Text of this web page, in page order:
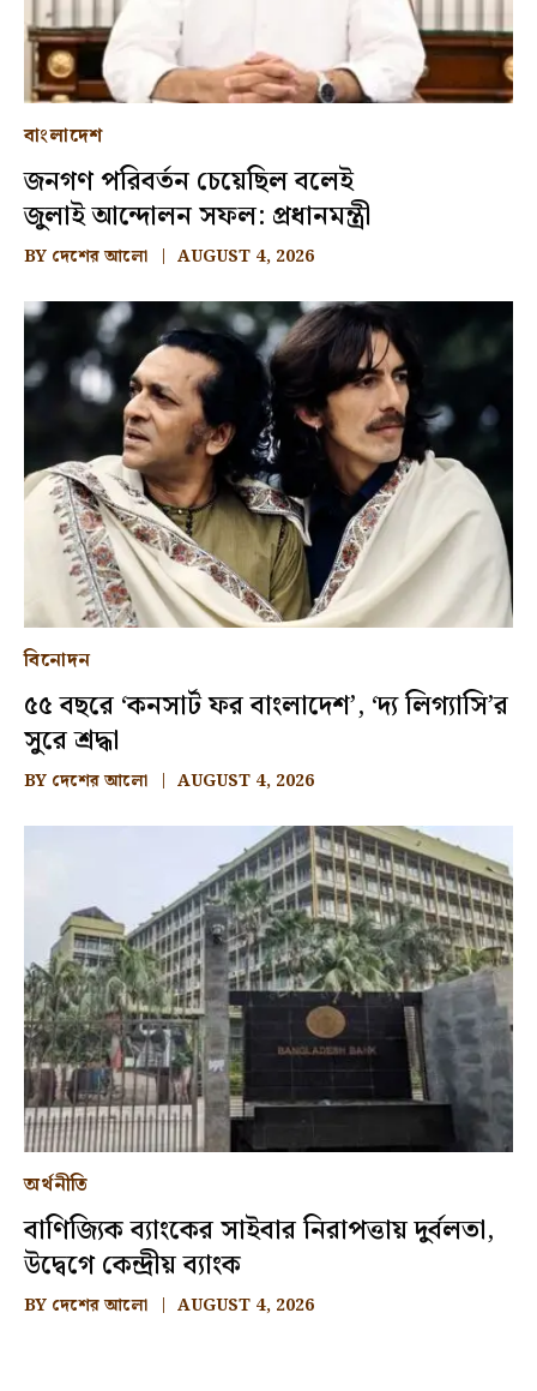
বাংলাদেশ
জনগণ পরিবর্তন চেয়েছিল বলেই
জুলাই আন্দোলন সফল: প্রধানমন্ত্রী
BY দেশের আলো AUGUST 4, 2026
বিনোদন
৫৫ বছরে ‘কনসার্ট ফর বাংলাদেশ’, ‘দ্য লিগ্যাসি’র
সুরে শ্রদ্ধা
BY দেশের আলো AUGUST 4, 2026
অর্থনীতি
বাণিজ্যিক ব্যাংকের সাইবার নিরাপত্তায় দুর্বলতা,
উদ্বেগে কেন্দ্রীয় ব্যাংক
BY দেশের আলো AUGUST 4, 2026